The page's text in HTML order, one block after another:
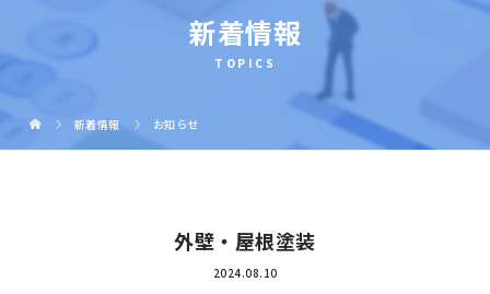
新着情報
TOPICS
新着情報 お知らせ
外壁・屋根塗装
2024.08.10